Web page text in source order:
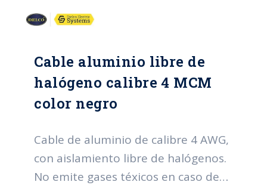
Cable aluminio libre de
halógeno calibre 4 MCM
color negro
Cable de aluminio de calibre 4 AWG,
con aislamiento libre de halógenos.
No emite gases téxicos en caso de